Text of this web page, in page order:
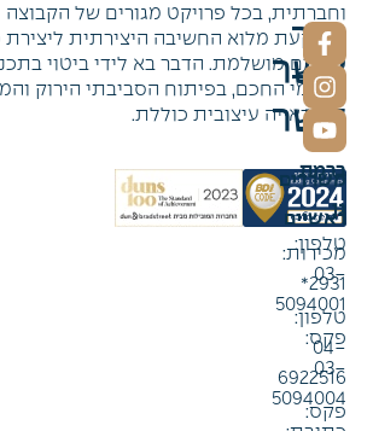
וחברתית, בכל פרויקט מגורים של הקבוצה
מושקעת מלוא החשיבה היצירתית
מגורים מושלמת. הדבר בא לידי ביטוי
הפנימי החכם, בפיתוח הסביבתי הירוק
תוך ראייה עיצובית כוללת.
צור
קשר
משרדים
ראשיים
מכירות:
2931*
טלפון:
04-
6922516
פקס:
צור
קשר
משרד
ברמת
גן
טלפון:
03-
5094001
פקס:
03-
5094004